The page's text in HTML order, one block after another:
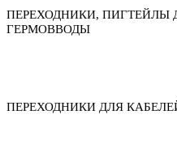
ПЕРЕХОДНИКИ, ПИГТЕЙЛЫ
ГЕРМОВВОДЫ
ПЕРЕХОДНИКИ ДЛЯ